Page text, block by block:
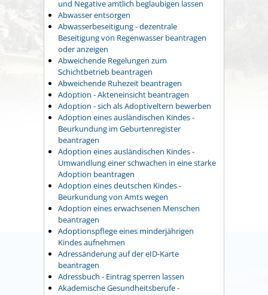
und Negative amtlich beglaubigen lassen
Abwasser entsorgen
Abwasserbeseitigung - dezentrale
Beseitigung von Regenwasser beantragen
oder anzeigen
Abweichende Regelungen zum
Schichtbetrieb beantragen
Abweichende Ruhezeit beantragen
Adoption - Akteneinsicht beantragen
Adoption - sich als Adoptiveltern bewerben
Adoption eines ausländischen Kindes -
Beurkundung im Geburtenregister
beantragen
Adoption eines ausländischen Kindes -
Umwandlung einer schwachen in eine starke
Adoption beantragen
Adoption eines deutschen Kindes -
Beurkundung von Amts wegen
Adoption eines erwachsenen Menschen
beantragen
Adoptionspflege eines minderjährigen
Kindes aufnehmen
Adressänderung auf der eID-Karte
beantragen
Adressbuch - Eintrag sperren lassen
Akademische Gesundheitsberufe -